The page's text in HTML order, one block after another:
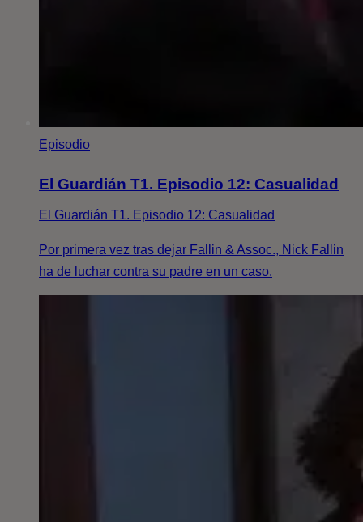
Episodio
El Guardián T1. Episodio 12: Casualidad
El Guardián T1. Episodio 12: Casualidad
Por primera vez tras dejar Fallin & Assoc., Nick Fallin
ha de luchar contra su padre en un caso.